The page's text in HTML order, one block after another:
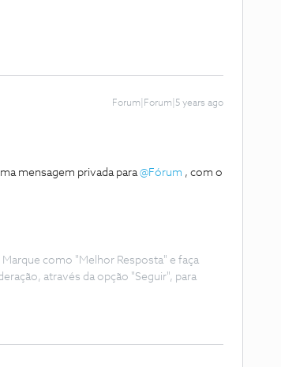
Forum|Forum|5 years ago
mensagem privada para@Fórum , com o
como "Melhor Resposta" e faça
através da opção "Seguir", para